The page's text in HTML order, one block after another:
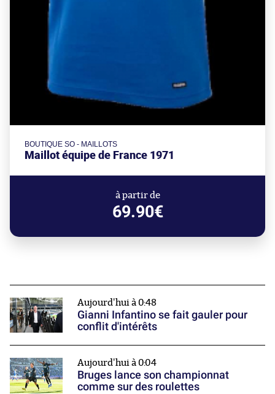
BOUTIQUE SO - MAILLOTS
Maillot équipe de France 1971
à partir de
69.90€
Aujourd'hui à 0:48
Gianni Infantino se fait gauler pour
conflit d'intérêts
Aujourd'hui à 0:04
Bruges lance son championnat
comme sur des roulettes